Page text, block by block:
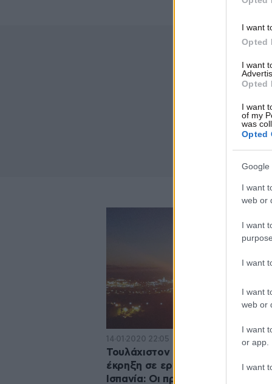
I want
Opted
I want
Opted
I want
of my
was
Opted
Google
I want
web or
I want
I want
I want
web or
I want
or app.
I want
14·01·2020 22:05
Τουλάχιστον ένας νεκρός από την
έκρηξη σε εργοστάσιο χημικών
Ισπανία: Οι πρώτες εικόνες